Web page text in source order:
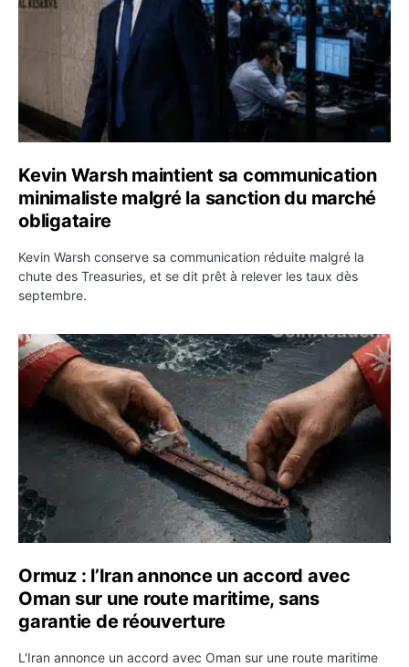
Kevin Warsh maintient sa communication
minimaliste malgré la sanction du marché
obligataire
Kevin Warsh conserve sa communication réduite malgré la
chute des Treasuries, et se dit prêt à relever les taux dès
septembre.
Ormuz : l’Iran annonce un accord avec Oman sur une
Ormuz : l’Iran annonce un accord avec
Oman sur une route maritime, sans
garantie de réouverture
L'Iran annonce un accord avec Oman sur une route maritime